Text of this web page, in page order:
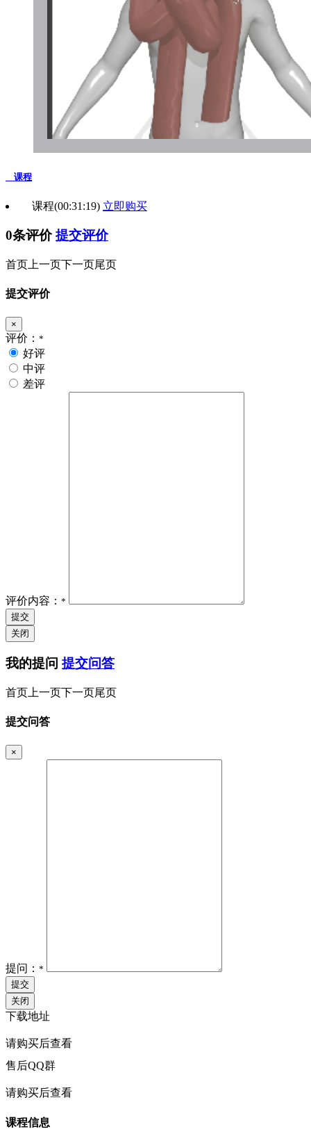
课程
课程(00:31:19) 立即购买
0条评价 提交评价
首页 上一页下一页尾页
提交评价
×
评价： *
好评
中评
差评
评价内容： *
提交
关闭
我的提问 提交问答
首页 上一页下一页尾页
提交问答
×
提问： *
提交
关闭
下载地址
请购买后查看
售后QQ群
请购买后查看
课程信息